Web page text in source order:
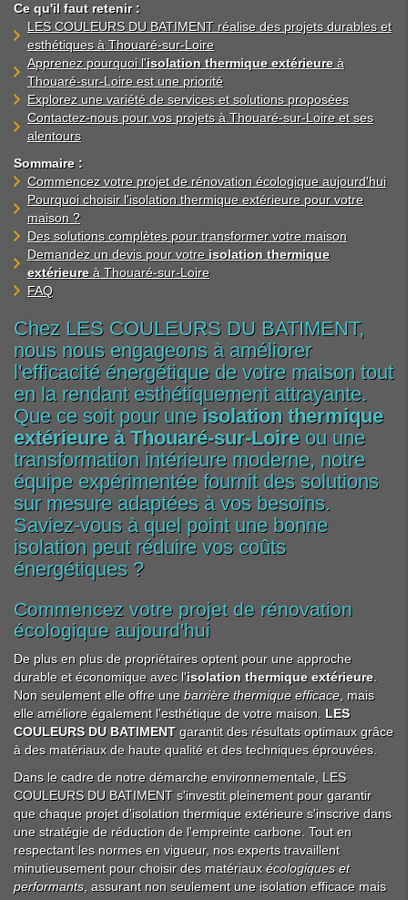
Ce qu'il faut retenir :
LES COULEURS DU BATIMENT réalise des projets durables et
esthétiques à Thouaré-sur-Loire
Apprenez pourquoi l'isolation thermique extérieureà
Thouaré-sur-Loire est une priorité
Explorez une variété de services et solutions proposées
Contactez-nous pour vos projets à Thouaré-sur-Loire et ses
alentours
Sommaire :
Commencez votre projet de rénovation écologique aujourd'hui
Pourquoi choisir l'isolation thermique extérieure pour votre
maison ?
Des solutions complètes pour transformer votre maison
Demandez un devis pour votre isolation thermique
extérieure à Thouaré-sur-Loire
FAQ
Chez LES COULEURS DU BATIMENT,
nous nous engageons à améliorer
l'efficacité énergétique de votre maison tout
en la rendant esthétiquement attrayante.
Que ce soit pour une isolation thermique
extérieure à Thouaré-sur-Loireou une
transformation intérieure moderne, notre
équipe expérimentée fournit des solutions
sur mesure adaptées à vos besoins.
Saviez-vous à quel point une bonne
isolation peut réduire vos coûts
énergétiques ?
Commencez votre projet de rénovation
écologique aujourd'hui
De plus en plus de propriétaires optent pour une approche
durable et économique avec l'isolation thermique extérieure.
Non seulement elle offre une barrière thermique efficace, mais
elle améliore également l'esthétique de votre maison. LES
COULEURS DU BATIMENTgarantit des résultats optimaux grâce
à des matériaux de haute qualité et des techniques éprouvées.
Dans le cadre de notre démarche environnementale, LES
COULEURS DU BATIMENT s'investit pleinement pour garantir
que chaque projet d'isolation thermique extérieure s'inscrive dans
une stratégie de réduction de l'empreinte carbone. Tout en
respectant les normes en vigueur, nos experts travaillent
minutieusement pour choisir des matériauxécologiques et
performants, assurant non seulement une isolation efficace mais